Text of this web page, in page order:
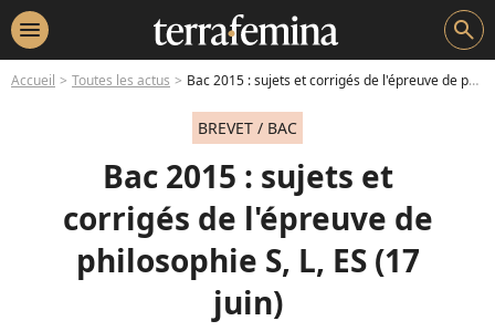
menu search
Accueil Toutes les actus Bac 2015 : sujets et corrigés de l'épreuve de philosophie S, L, ES (17 juin)
BREVET / BAC
Bac 2015 : sujets et
corrigés de l'épreuve de
philosophie S, L, ES (17
juin)